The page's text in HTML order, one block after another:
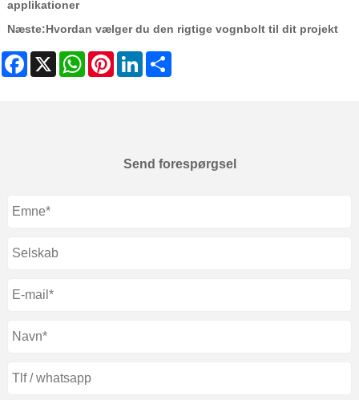
applikationer
Næste:Hvordan vælger du den rigtige vognbolt til dit projekt
Facebook
X WhatsAppPinterestLinkedIn
Send forespørgsel